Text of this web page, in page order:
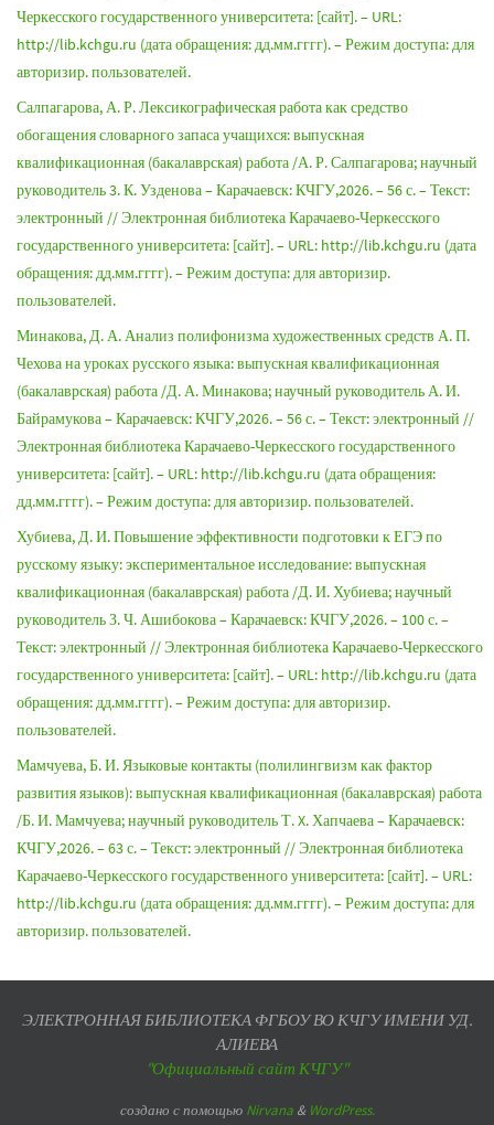
Черкесского государственного университета: [сайт]. – URL:
http://lib.kchgu.ru (дата обращения: дд.мм.гггг). – Режим доступа: для
авторизир. пользователей.
Салпагарова, А. Р. Лексикографическая работа как средство
обогащения словарного запаса учащихся: выпускная
квалификационная (бакалаврская) работа /А. Р. Салпагарова; научный
руководитель 3. К. Узденова – Карачаевск: КЧГУ,2026. – 56 с. – Текст:
электронный // Электронная библиотека Карачаево-Черкесского
государственного университета: [сайт]. – URL: http://lib.kchgu.ru (дата
обращения: дд.мм.гггг). – Режим доступа: для авторизир.
пользователей.
Минакова, Д. А. Анализ полифонизма художественных средств А. П.
Чехова на уроках русского языка: выпускная квалификационная
(бакалаврская) работа /Д. А. Минакова; научный руководитель А. И.
Байрамукова – Карачаевск: КЧГУ,2026. – 56 с. – Текст: электронный //
Электронная библиотека Карачаево-Черкесского государственного
университета: [сайт]. – URL: http://lib.kchgu.ru (дата обращения:
дд.мм.гггг). – Режим доступа: для авторизир. пользователей.
Хубиева, Д. И. Повышение эффективности подготовки к ЕГЭ по
русскому языку: экспериментальное исследование: выпускная
квалификационная (бакалаврская) работа /Д. И. Хубиева; научный
руководитель З. Ч. Ашибокова – Карачаевск: КЧГУ,2026. – 100 с. –
Текст: электронный // Электронная библиотека Карачаево-Черкесского
государственного университета: [сайт]. – URL: http://lib.kchgu.ru (дата
обращения: дд.мм.гггг). – Режим доступа: для авторизир.
пользователей.
Мамчуева, Б. И. Языковые контакты (полилингвизм как фактор
развития языков): выпускная квалификационная (бакалаврская) работа
/Б. И. Мамчуева; научный руководитель Т. X. Хапчаева – Карачаевск:
КЧГУ,2026. – 63 с. – Текст: электронный // Электронная библиотека
Карачаево-Черкесского государственного университета: [сайт]. – URL:
http://lib.kchgu.ru (дата обращения: дд.мм.гггг). – Режим доступа: для
авторизир. пользователей.
ЭЛЕКТРОННАЯ БИБЛИОТЕКА ФГБОУ ВО КЧГУ ИМЕНИ УД.
АЛИЕВА
"Официальный сайт КЧГУ"
создано с помощью Nirvana& WordPress.